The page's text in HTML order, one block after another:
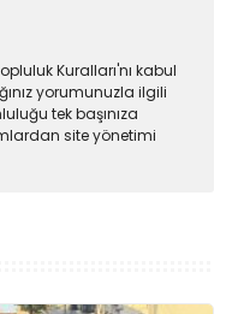
Kuralları'nı kabul
yorumunuzla ilgili
tek başınıza
site yönetimi